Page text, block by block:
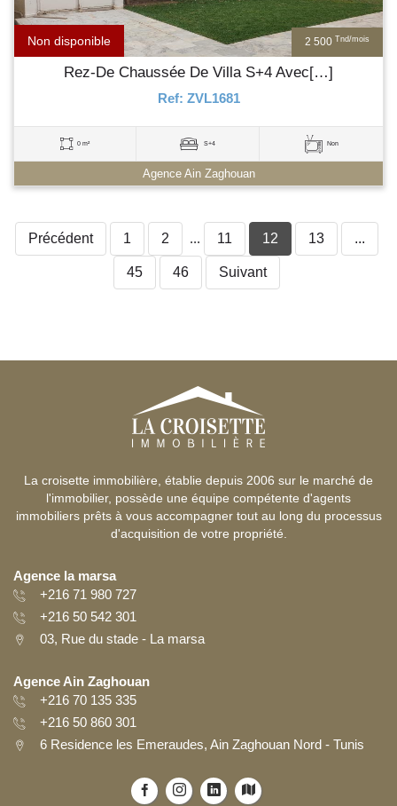
2 500 Tnd/mois
Non disponible
Rez-De Chaussée De Villa S+4 Avec[…]
Ref: ZVL1681
0 m² S+4 Non
Agence Ain Zaghouan
Précédent 1 2 ... 11 12 13 ...
45 46 Suivant
La croisette immobilière, établie depuis 2006 sur le marché de
l'immobilier, possède une équipe compétente d'agents
immobiliers prêts à vous accompagner tout au long du processus
d'acquisition de votre propriété.
Agence la marsa
+216 71 980 727
+216 50 542 301
03, Rue du stade - La marsa
Agence Ain Zaghouan
+216 70 135 335
+216 50 860 301
6 Residence les Emeraudes, Ain Zaghouan Nord - Tunis